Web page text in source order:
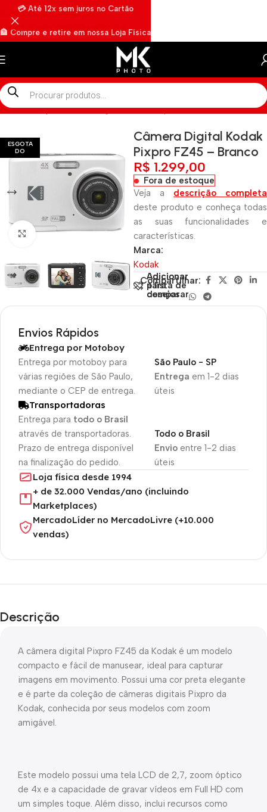
Pular para a navegação
Pular para o conteúdo principal
Início»Shop»Câmera Digital Kodak Pixpro FZ45 – Branco
ESGOTA
DO
Clique para ampliar
Câmera Digital Kodak
Pixpro FZ45 – Branco
R$ 1.299,00
Fora de estoque
Veja a descrição completa
deste produto e conheça todas
as suas funcionalidades e
características.
Marca:
Kodak
Adicionar
para
comparar
Adicionar
à lista de
desejos
Compartilhar:
Envios Rápidos
Entrega por Motoboy
Entrega por motoboy para
várias regiões de São Paulo,
mediante o CEP de entrega.
Entrega em 1-2 dias
úteis
São Paulo - SP
Transportadoras
Entrega para todo o Brasil
através de transportadoras.
Prazo de entrega disponível
na finalização do pedido.
Envioentre 1-2 dias
úteis
Todo o Brasil
Loja física desde 1994
+ de 32.000 Vendas/ano (incluindo
Marketplaces)
MercadoLíder no MercadoLivre (+10.000
vendas)
Descrição
A câmera digital Pixpro FZ45 da Kodak é um modelo
compacto e fácil de manusear, ideal para capturar
imagens em movimento. Possui uma cor preta elegante
e é parte da coleção de câmeras digitais Pixpro da
Kodak, conhecida por seus modelos com zoom
amigável.
Este modelo possui uma tela LCD de 2,7, zoom óptico
de 4x e a capacidade de gravar vídeos em Full HD com
um simples toque. Além disso, inclui recursos como
💳 Até 12x sem juros no Cartão
🏦 Compre e retire em nossa Loja Física
🏍️ Envios rápidos por Motoboy